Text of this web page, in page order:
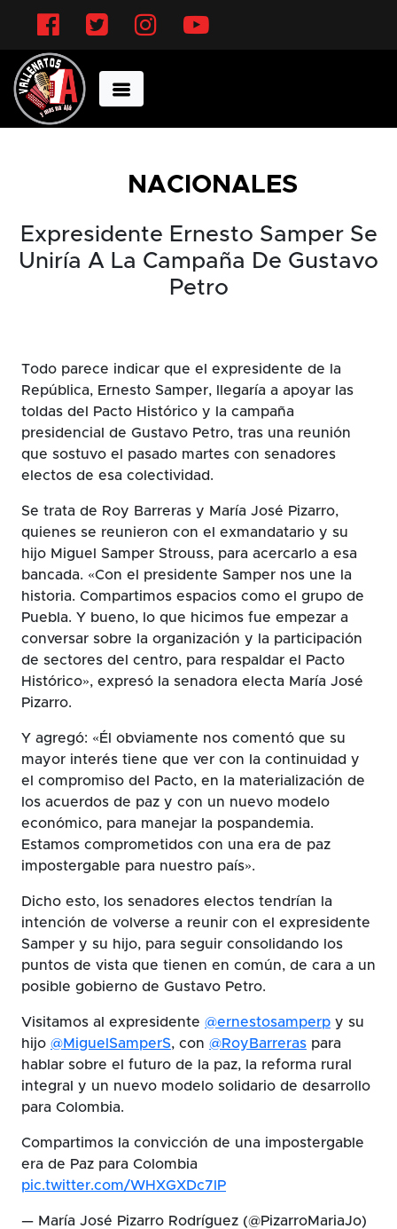
NACIONALES
Expresidente Ernesto Samper Se
Uniría A La Campaña De Gustavo
Petro
Todo parece indicar que el expresidente de la
República, Ernesto Samper, llegaría a apoyar las
toldas del Pacto Histórico y la campaña
presidencial de Gustavo Petro, tras una reunión
que sostuvo el pasado martes con senadores
electos de esa colectividad.
Se trata de Roy Barreras y María José Pizarro,
quienes se reunieron con el exmandatario y su
hijo Miguel Samper Strouss, para acercarlo a esa
bancada. «Con el presidente Samper nos une la
historia. Compartimos espacios como el grupo de
Puebla. Y bueno, lo que hicimos fue empezar a
conversar sobre la organización y la participación
de sectores del centro, para respaldar el Pacto
Histórico», expresó la senadora electa María José
Pizarro.
Y agregó: «Él obviamente nos comentó que su
mayor interés tiene que ver con la continuidad y
el compromiso del Pacto, en la materialización de
los acuerdos de paz y con un nuevo modelo
económico, para manejar la pospandemia.
Estamos comprometidos con una era de paz
impostergable para nuestro país».
Dicho esto, los senadores electos tendrían la
intención de volverse a reunir con el expresidente
Samper y su hijo, para seguir consolidando los
puntos de vista que tienen en común, de cara a un
posible gobierno de Gustavo Petro.
Visitamos al expresidente @ernestosamperp y su
hijo @MiguelSamperS, con @RoyBarreras para
hablar sobre el futuro de la paz, la reforma rural
integral y un nuevo modelo solidario de desarrollo
para Colombia.
Compartimos la convicción de una impostergable
era de Paz para Colombia
pic.twitter.com/WHXGXDc7lP
— María José Pizarro Rodríguez (@PizarroMariaJo)